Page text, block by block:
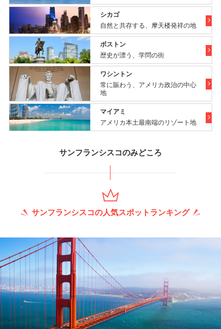
シカゴ
自然と共存する、摩天楼発祥の地
ボストン
歴史が漂う、学問の街
ワシントン
常に賑わう、アメリカ政治の中心
地
マイアミ
アメリカ本土最南端のリゾート地
サンフランシスコのみどころ
サンフランシスコの人気スポットランキング